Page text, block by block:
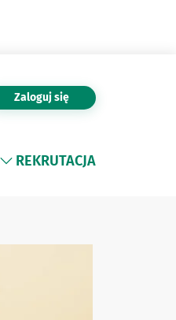
Zaloguj się
REKRUTACJA